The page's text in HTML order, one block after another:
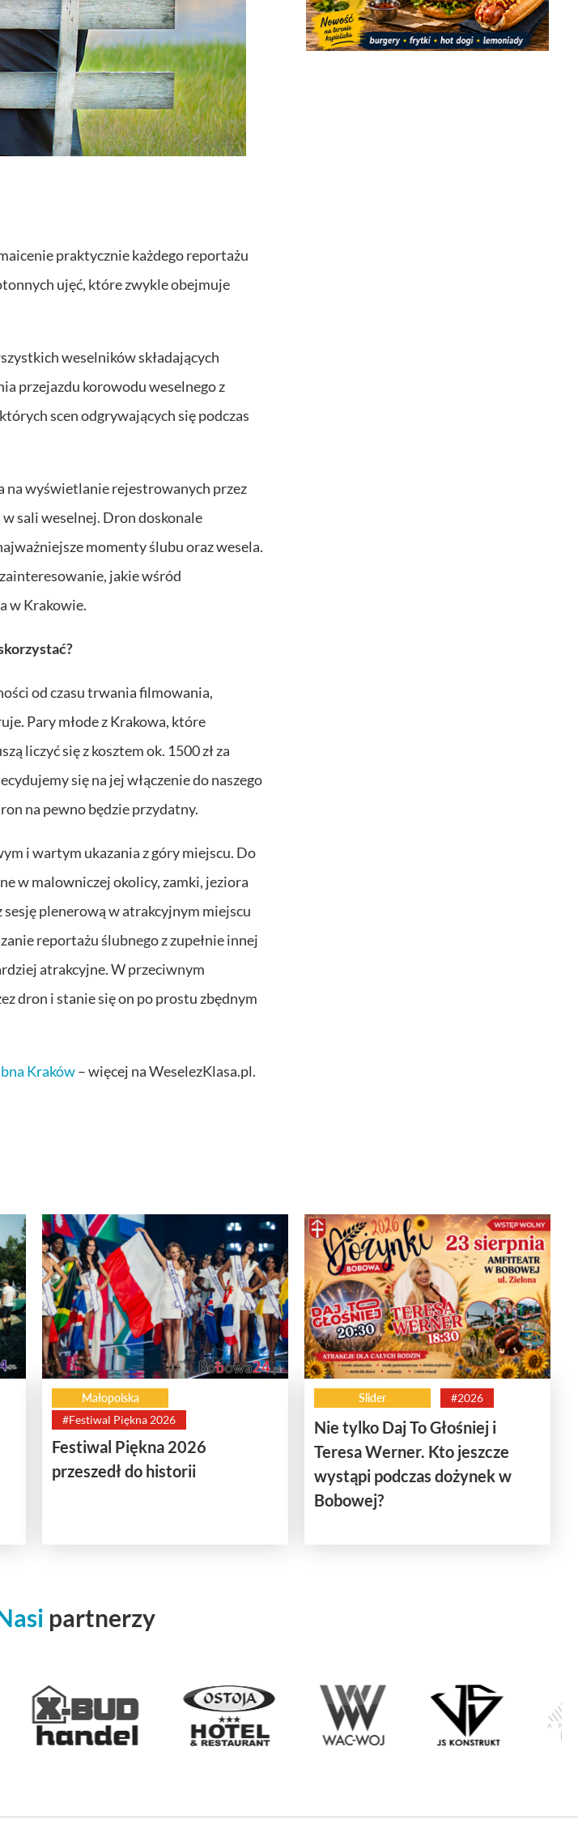
praktycznie każdego reportażu
ujęć, które zwykle obejmuje
weselników składających
przejazdu korowodu weselnego z
scen odgrywających się podczas
na wyświetlanie rejestrowanych przez
sali weselnej. Dron doskonale
momenty ślubu oraz wesela.
jakie wśród
w Krakowie.
od czasu trwania filmowania,
Pary młode z Krakowa, które
liczyć się z kosztem ok. 1500 zł za
się na jej włączenie do naszego
na pewno będzie przydatny.
i wartym ukazania z góry miejscu. Do
w malowniczej okolicy, zamki, jeziora
plenerową w atrakcyjnym miejscu
reportażu ślubnego z zupełnie innej
atrakcyjne. W przeciwnym
dron i stanie się on po prostu zbędnym
Kraków– więcej na WeselezKlasa.pl.
Małopolska
#Festiwal Piękna 2026
Festiwal Piękna 2026
przeszedł do historii
Slider #2026
Nie tylko Daj To Głośniej i
Teresa Werner. Kto jeszcze
wystąpi podczas dożynek w
Bobowej?
partnerzy